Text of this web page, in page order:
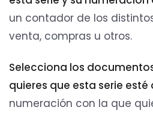
un contador de los
venta, compras u otros.
Selecciona los
quieres que esta serie esté
numeración con la que